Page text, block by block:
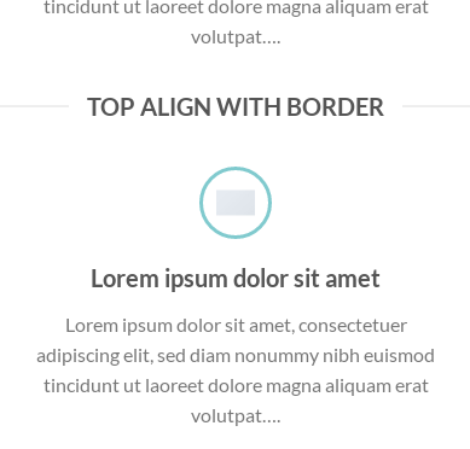
tincidunt ut laoreet dolore magna aliquam erat
volutpat….
TOP ALIGN WITH BORDER
Lorem ipsum dolor sit amet
Lorem ipsum dolor sit amet, consectetuer
adipiscing elit, sed diam nonummy nibh euismod
tincidunt ut laoreet dolore magna aliquam erat
volutpat….